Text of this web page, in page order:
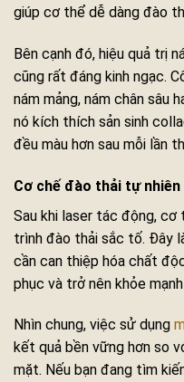
giúp cơ thể dễ dàng đào
Bên cạnh đó, hiệu quả trị
cũng rất đáng kinh ngạc.
nám mảng, nám chân sâu
nó kích thích sản sinh
đều màu hơn sau mỗi lần
Cơ chế đào thải tự nhiên
Sau khi laser tác động,
trình đào thải sắc tố. Đây
cần can thiệp hóa chất
phục và trở nên khỏe
Nhìn chung, việc sử dụng
kết quả bền vững hơn so
mặt. Nếu bạn đang tìm